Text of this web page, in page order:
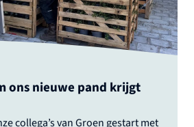
ons nieuwe pand krijgt
collega’s van Groen gestart met